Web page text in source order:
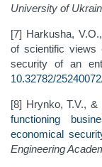
University of
[7] Harkusha,
of scientific views
security of an
10.32782/
[8] Hrynko, T.V., &
functioning
economical
Engineering